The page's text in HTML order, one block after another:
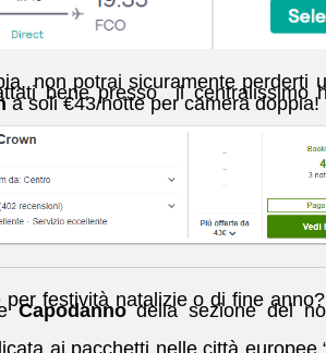
non potrai sicuramente perderti
bene presso il centralissimo
a soli €43/notte per camera doppia!
per festività natalizie o di fine
Capodannodella sezione del